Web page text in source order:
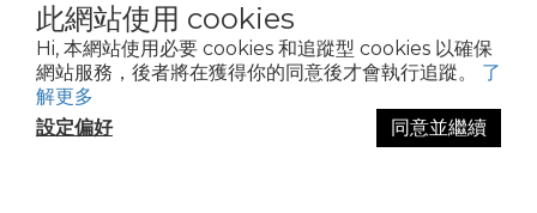
此網站使用 cookies
Hi, 本網站使用必要 cookies 和追蹤型 cookies 以確保
網站服務，後者將在獲得你的同意後才會執行追蹤。 了
解更多
設定偏好
同意並繼續